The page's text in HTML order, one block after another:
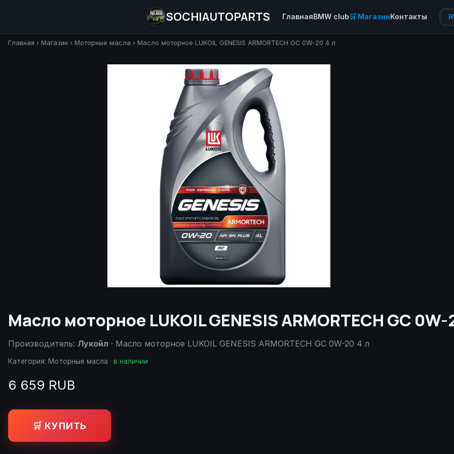
SOCHIAUTOPARTS ГлавнаяBMW club🛒 МагазинКонтакты
Главная › Магазин › Моторные масла › Масло моторное LUKOIL GENESIS ARMORTECH GC 0W-20 4 л
Масло моторное LUKOIL GENESIS ARMORTECH GC 0W-
Производитель: Лукойл · Масло моторное LUKOIL GENESIS ARMORTECH GC 0W-20 4 л
Категория: Моторные масла · в наличии
6 659 RUB
🛒 КУПИТЬ